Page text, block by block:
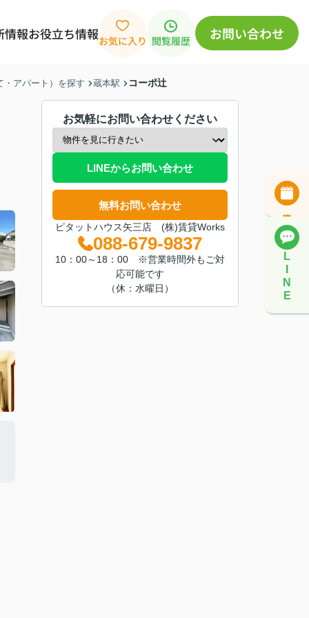
情報お役立ち情報お気に入り 閲覧履歴 お問い合わせ
L
N
E
・アパート）を探す 蔵本駅 コーポ辻
お気軽にお問い合わせください
LINEからお問い合わせ
無料お問い合わせ
ピタットハウス矢三店 (株)賃貸Works
088-679-9837
10：00～18：00 ※営業時間外もご対
応可能です
（休：水曜日）